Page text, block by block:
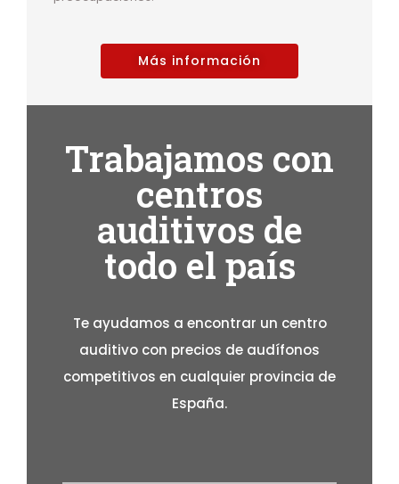
Más información
Trabajamos con
centros
auditivos de
todo el país
Te ayudamos a encontrar un centro
auditivo con precios de audífonos
competitivos en cualquier provincia de
España.